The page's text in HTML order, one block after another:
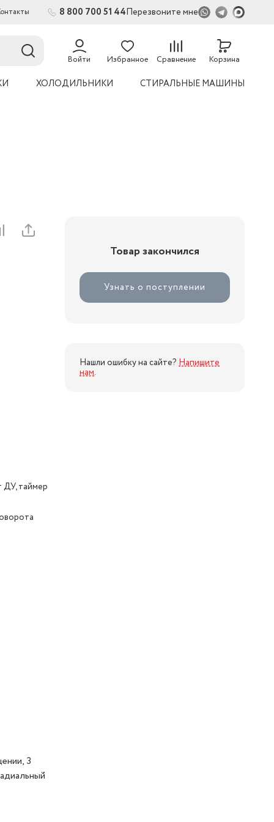
8 800 700 51 44Перезвоните мне
Войти Избранное Сравнение Корзина
ХОЛОДИЛЬНИКИ СТИРАЛЬНЫЕ МАШИНЫ
ДУ, таймер
Товар закончился
Узнать о поступлении
Нашли ошибку на сайте? Напишите
нам.
3